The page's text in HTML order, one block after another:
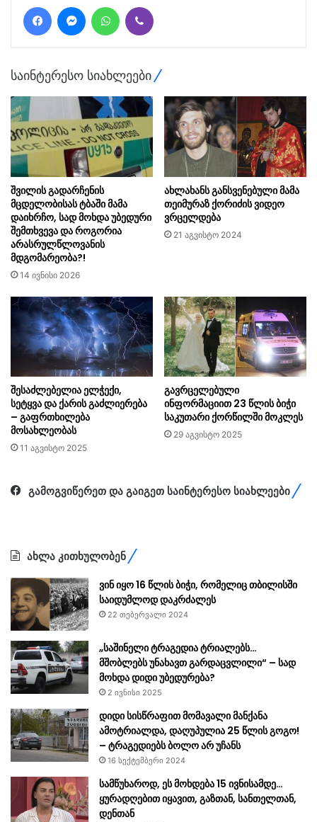
FacebookMessengerWhatsApp
საინტერესო სიახლეები
შვილის გადარჩენის
მცდელობისას ტბაში მამა
დაიხრჩო, სად მოხდა უბედური
შემთხვევა და როგორია
არასრულწლოვანის
მდგომარეობა?!
14 ივნისი 2026
ახლახანს განსვენებული მამა
თეიმურაზ ქორიძის ვიდეო
ვრცელდება
21 აგვისტო 2024
შესაძლებელია ელჭექი,
სეტყვა და ქარის გაძლიერება
– გაფრთხილება
მოსახლეობას
11 აგვისტო 2025
გავრცელებული
ინფორმაციით 23 წლის ბიჭი
საკუთარი ქორწილში მოკლეს
29 აგვისტო 2025
გამოგვიწერეთ და გაიგეთ საინტერესო სიახლეები
ახლა კითხულობენ
ვინ იყო 16 წლის ბიჭი, რომელიც თბილისში
საიდუმლოდ დაკრძალეს
22 თებერვალი 2024
„საშინელი ტრაგედია ტრიალებს…
მშობლებს უნახავთ გარდაცვლილი“ – სად
მოხდა დიდი უბედურება?
2 ივნისი 2025
დიდი სისწრაფით მომავალი მანქანა
ამოტრიალდა, დაღუპულია 25 წლის გოგო!
– ტრაგედიებს ბოლო არ უჩანს
16 სექტემბერი 2024
სამწუხაროდ, ეს მოხდება 15 ივნისამდე…
ყურადღებით იყავით, გაზთან, სანთელთან,
დენთან